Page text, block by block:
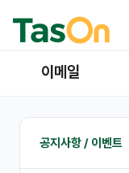
이메일
공지사항 / 이벤트